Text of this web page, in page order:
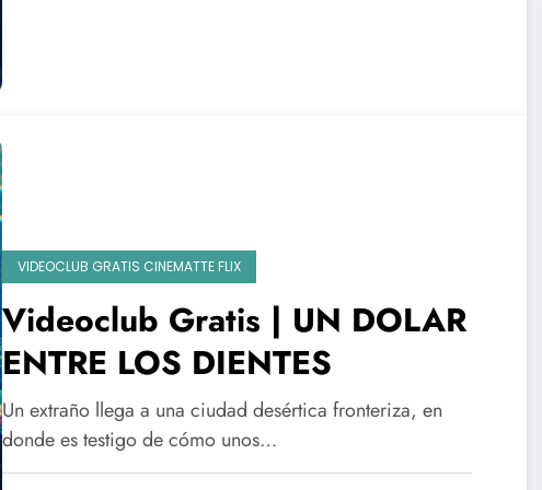
VIDEOCLUB GRATIS CINEMATTE FLIX
Videoclub Gratis | UN DOLAR
ENTRE LOS DIENTES
Un extraño llega a una ciudad desértica fronteriza, en
donde es testigo de cómo unos…